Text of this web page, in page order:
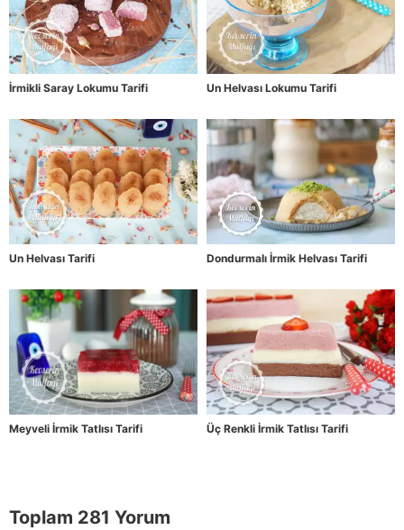
İrmikli Saray Lokumu Tarifi Un Helvası Lokumu Tarifi
Un Helvası Tarifi Dondurmalı İrmik Helvası Tarifi
Meyveli İrmik Tatlısı Tarifi Üç Renkli İrmik Tatlısı Tarifi
Toplam 281 Yorum